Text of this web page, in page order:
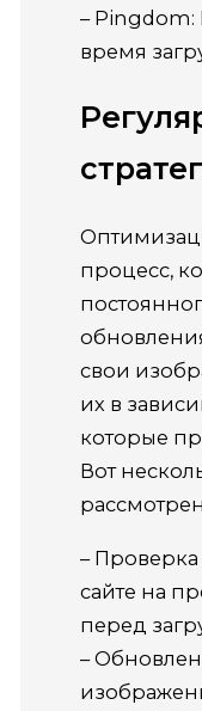
– Pingdom:
время
процесс,
свои
их в
которые
Вот
–
сайте на
перед
–